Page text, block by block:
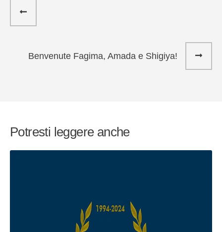
Benvenute Fagima, Amada e Shigiya!
Potresti leggere anche